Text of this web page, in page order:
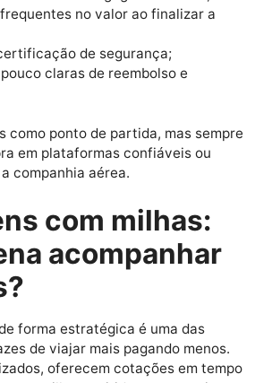
destinos
Se você deseja ir
não se importa
a cidade de
alternativas. Um
pode sair muito
que para outras
América do Sul, por
legítimas vs.